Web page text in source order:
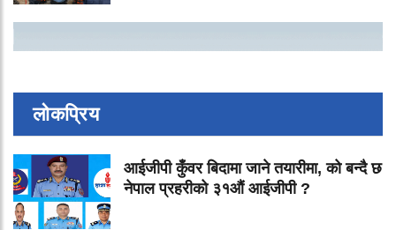
लोकप्रिय
आईजीपी कुँवर बिदामा जाने तयारीमा, को बन्दै छ
नेपाल प्रहरीको ३१औं आईजीपी ?